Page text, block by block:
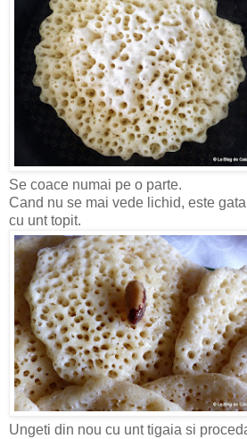
Se coace numai pe o parte.
Cand nu se mai vede lichid, este
cu unt topit.
Ungeti din nou cu unt tigaia si